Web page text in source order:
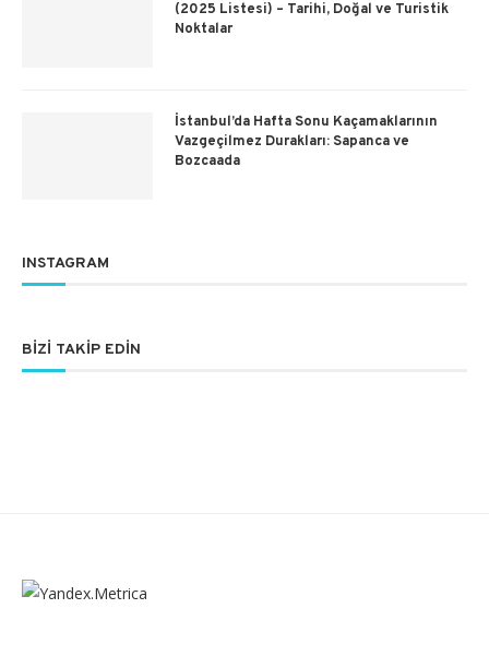
(2025 Listesi) – Tarihi, Doğal ve Turistik
Noktalar
İstanbul’da Hafta Sonu Kaçamaklarının
Vazgeçilmez Durakları: Sapanca ve
Bozcaada
INSTAGRAM
BIZI TAKIP EDIN